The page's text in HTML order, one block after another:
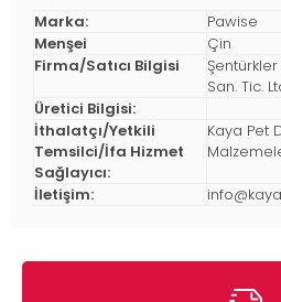
Marka:
Pawise
Menşei
Çin
Firma/Satıcı Bilgisi
San. Tic.
Üretici Bilgisi:
İthalatçı/Yetkili
Temsilci/İfa Hizmet
Sağlayıcı:
Kaya Pet
İletişim: